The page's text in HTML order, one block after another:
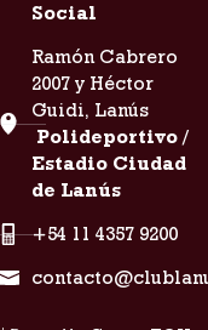
Social
Ramón Cabrero
2007 y Héctor
Guidi, Lanús
Polideportivo /
Estadio Ciudad
de Lanús
+54 11 4357 9200